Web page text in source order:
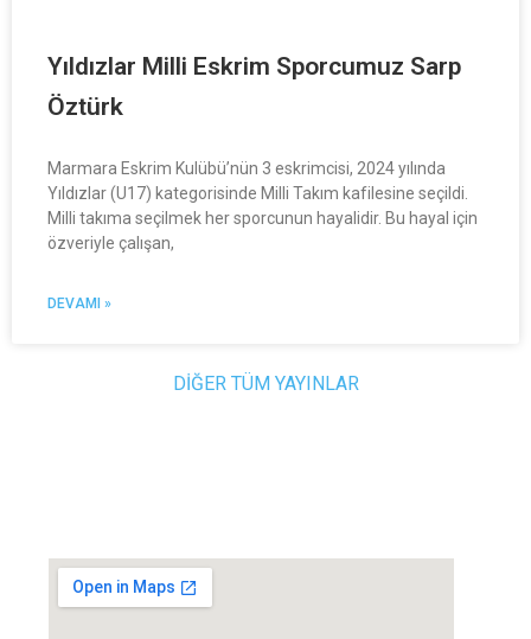
Yıldızlar Milli Eskrim Sporcumuz Sarp
Öztürk
Marmara Eskrim Kulübü’nün 3 eskrimcisi, 2024 yılında
Yıldızlar (U17) kategorisinde Milli Takım kafilesine seçildi.
Milli takıma seçilmek her sporcunun hayalidir. Bu hayal için
özveriyle çalışan,
DEVAMI »
DİĞER TÜM YAYINLAR